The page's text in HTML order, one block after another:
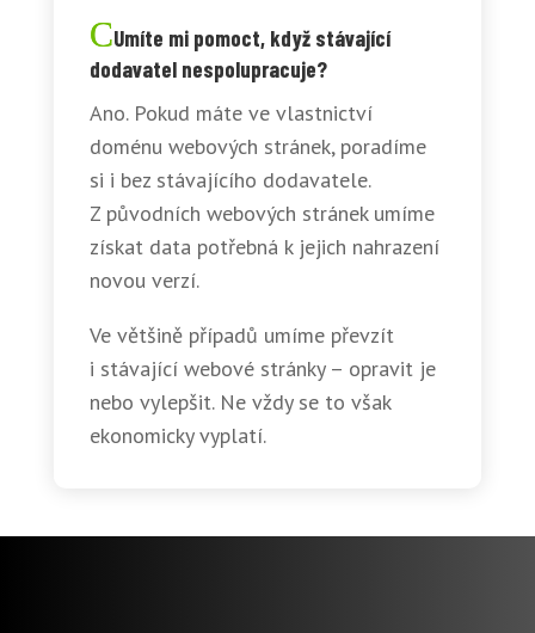
Umíte mi pomoct, když stávající
dodavatel nespolupracuje?
Ano. Pokud máte ve vlastnictví
doménu webových stránek, poradíme
si i bez stávajícího dodavatele.
Z původních webových stránek umíme
získat data potřebná k jejich nahrazení
novou verzí.
Ve většině případů umíme převzít
i stávající webové stránky – opravit je
nebo vylepšit. Ne vždy se to však
ekonomicky vyplatí.